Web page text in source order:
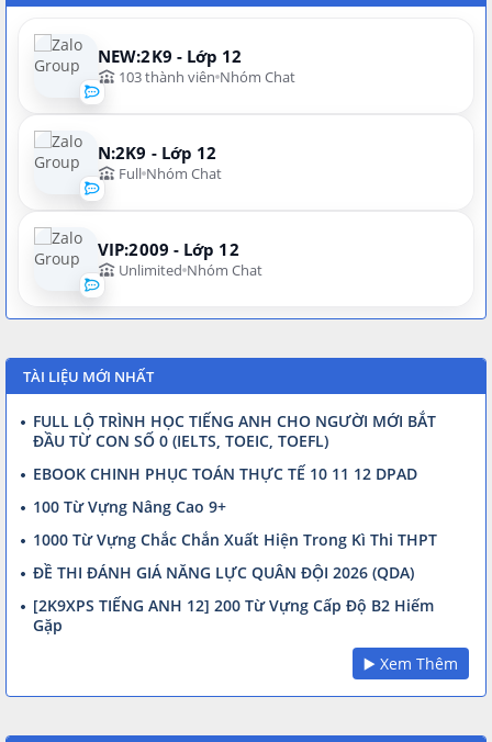
NEW:2K9 - Lớp 12
103 thành viên Nhóm Chat
N:2K9 - Lớp 12
Full Nhóm Chat
VIP:2009 - Lớp 12
Unlimited Nhóm Chat
TÀI LIỆU MỚI NHẤT
FULL LỘ TRÌNH HỌC TIẾNG ANH CHO NGƯỜI MỚI BẮT
ĐẦU TỪ CON SỐ 0 (IELTS, TOEIC, TOEFL)
EBOOK CHINH PHỤC TOÁN THỰC TẾ 10 11 12 DPAD
100 Từ Vựng Nâng Cao 9+
1000 Từ Vựng Chắc Chắn Xuất Hiện Trong Kì Thi THPT
ĐỀ THI ĐÁNH GIÁ NĂNG LỰC QUÂN ĐỘI 2026 (QDA)
[2K9XPS TIẾNG ANH 12] 200 Từ Vựng Cấp Độ B2 Hiếm
Gặp
▶️ Xem Thêm